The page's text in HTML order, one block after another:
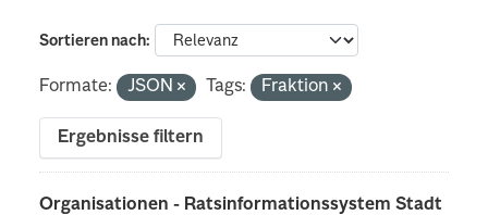
Sortieren nach
Formate: JSON Tags: Fraktion
Ergebnisse filtern
Organisationen - Ratsinformationssystem Stadt